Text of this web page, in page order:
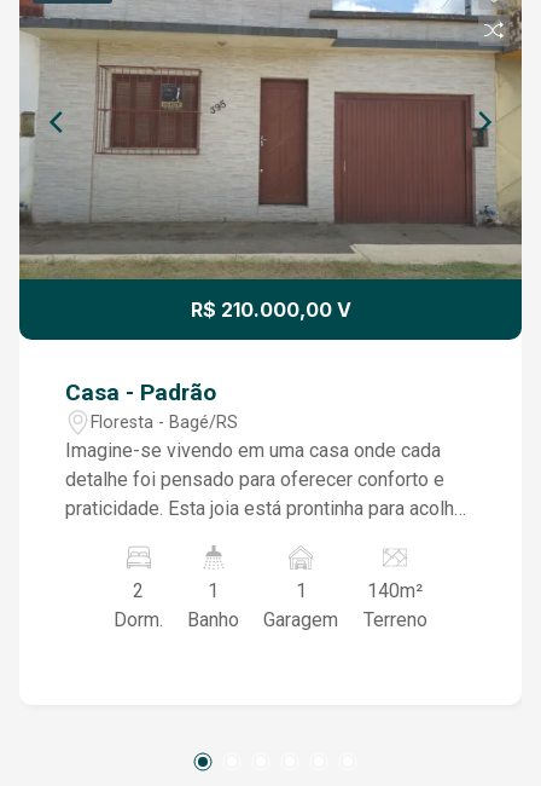
R$ 210.000,00 V
Casa - Padrão
Floresta - Bagé/RS
Imagine-se vivendo em uma casa onde cada
detalhe foi pensado para oferecer conforto e
praticidade. Esta joia está prontinha para acolher
merece. Características do Imóvel: - 2
dormitórios: Espaços acolhedores para suas
noites de descanso. - Sala com lareira: Perfeita
Aproveite a luz natural e a tranquilidade do sol. -
2
Dorm.
1
Banho
1
Garagem
140m²
Terreno